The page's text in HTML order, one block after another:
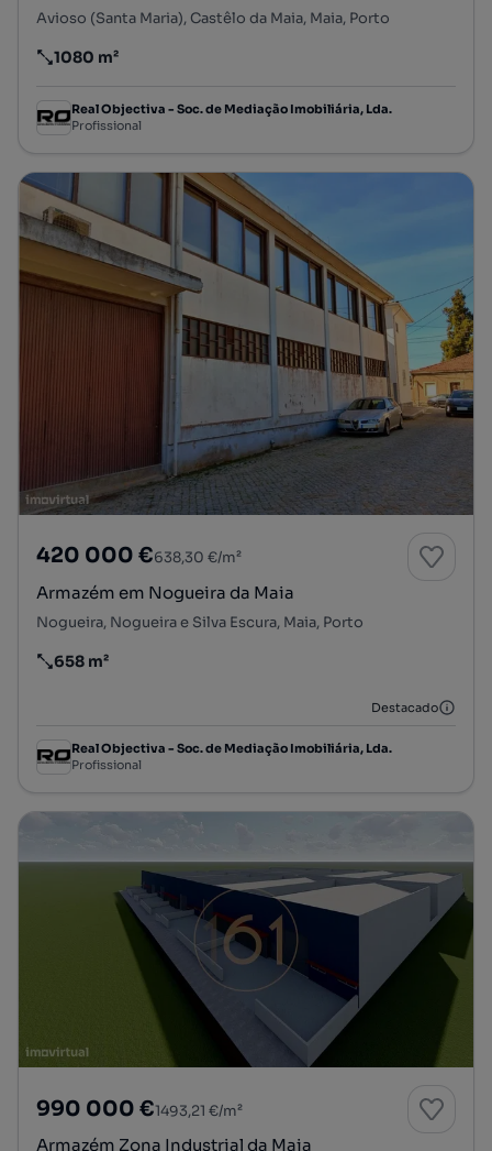
Avioso (Santa Maria), Castêlo da Maia, Maia, Porto
Preço por metro quadrado
1080 m²
Real Objectiva - Soc. de Mediação Imobiliária, Lda.
Profissional
420 000 €638,30 €/m²
Armazém em Nogueira da Maia
Nogueira, Nogueira e Silva Escura, Maia, Porto
Preço por metro quadrado
658 m²
Destacado
Real Objectiva - Soc. de Mediação Imobiliária, Lda.
Profissional
990 000 €1493,21 €/m²
Armazém Zona Industrial da Maia